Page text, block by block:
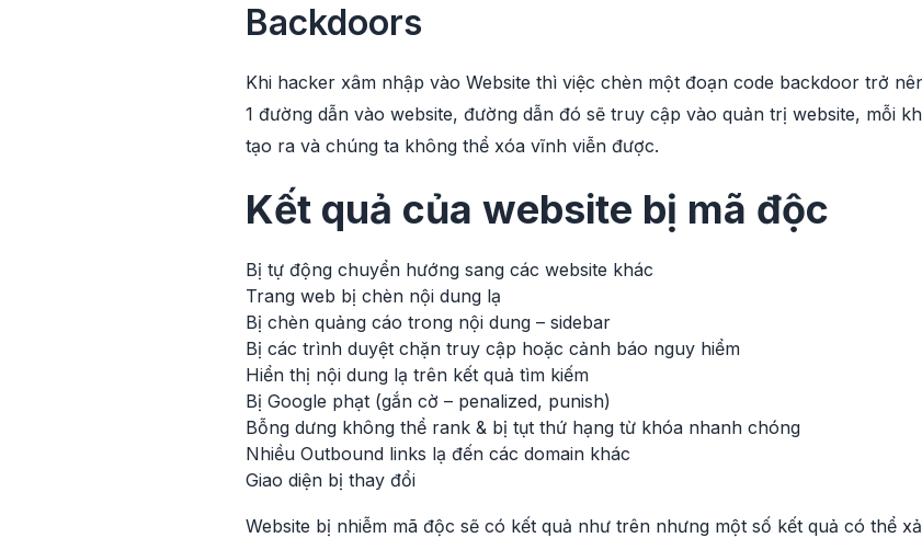
Backdoors
Khi hacker xâm nhập vào Website thì việc chèn một đoạn code backdoor trở
1 đường dẫn vào website, đường dẫn đó sẽ truy cập vào quản trị website, mỗi
tạo ra và chúng ta không thể xóa vĩnh viễn được.
Kết quả của website bị mã độc
Bị tự động chuyển hướng sang các website khác
Trang web bị chèn nội dung lạ
Bị chèn quảng cáo trong nội dung – sidebar
Bị các trình duyệt chặn truy cập hoặc cảnh báo nguy hiểm
Hiển thị nội dung lạ trên kết quả tìm kiếm
Bị Google phạt (gắn cờ – penalized, punish)
Bỗng dưng không thể rank & bị tụt thứ hạng từ khóa nhanh chóng
Nhiều Outbound links lạ đến các domain khác
Giao diện bị thay đổi
Website bị nhiễm mã độc sẽ có kết quả như trên nhưng một số kết quả có thể